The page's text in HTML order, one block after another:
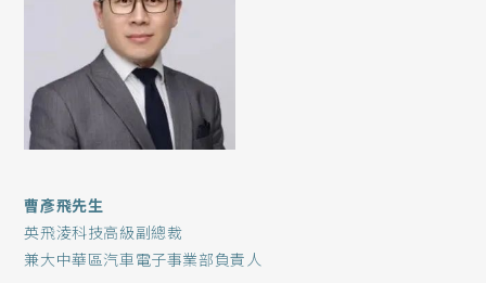
曹彥飛先生
英飛淩科技高級副總裁
兼大中華區汽車電子事業部負責人